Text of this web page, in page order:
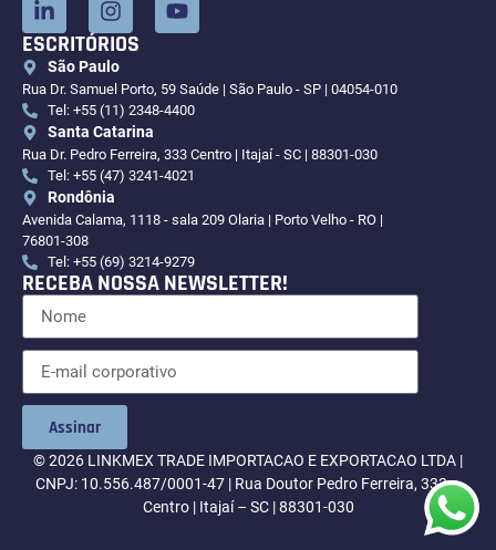
ESCRITÓRIOS
São Paulo
Rua Dr. Samuel Porto, 59 Saúde | São Paulo - SP | 04054-010
Tel: +55 (11) 2348-4400
Santa Catarina
Rua Dr. Pedro Ferreira, 333 Centro | Itajaí - SC | 88301-030
Tel: +55 (47) 3241-4021
Rondônia
Avenida Calama, 1118 - sala 209 Olaria | Porto Velho - RO |
76801-308
Tel: +55 (69) 3214-9279
RECEBA NOSSA NEWSLETTER!
Assinar
© 2026 LINKMEX TRADE IMPORTACAO E EXPORTACAO LTDA |
CNPJ: 10.556.487/0001-47 | Rua Doutor Pedro Ferreira, 333 –
Centro | Itajaí – SC | 88301-030